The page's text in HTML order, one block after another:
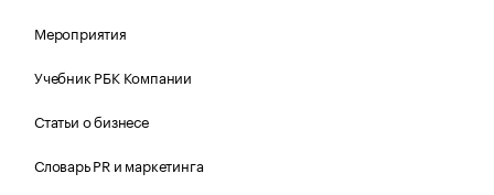
Мероприятия
Учебник РБК Компании
Статьи о бизнесе
Словарь PR и маркетинга